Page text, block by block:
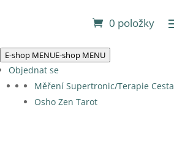
0 položky
E-shop MENUE-shop MENU
Objednat se
Měření Supertronic/Terapie Cesta
Osho Zen Tarot